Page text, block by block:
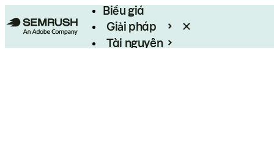
Biểu giá
Giải pháp
Tài nguyên